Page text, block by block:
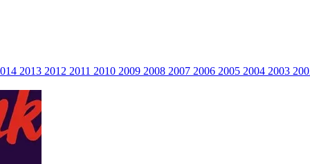
2013 2012 2011 2010 2009 2008 2007 2006 2005 2004 2003